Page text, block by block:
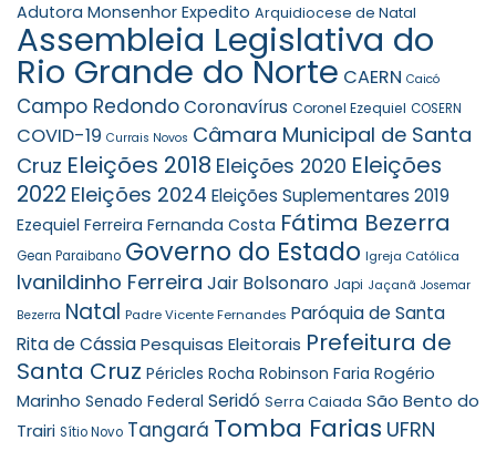
Adutora Monsenhor Expedito Arquidiocese de Natal
Assembleia Legislativa do
Rio Grande do Norte CAERN Caicó
Campo RedondoCoronavírus Coronel Ezequiel COSERN
COVID-19 Currais Novos Câmara Municipal de Santa
Cruz Eleições 2018 Eleições 2020 Eleições
2022 Eleições 2024 Eleições Suplementares 2019
Ezequiel Ferreira Fernanda Costa Fátima Bezerra
Gean Paraibano Governo do Estado Igreja Católica
Ivanildinho Ferreira Jair Bolsonaro Japi Jaçanã Josemar
Bezerra Natal Padre Vicente Fernandes Paróquia de Santa
Rita de CássiaPesquisas Eleitorais Prefeitura de
Santa Cruz Péricles Rocha Robinson Faria Rogério
Marinho Senado Federal Seridó Serra Caiada São Bento do
Trairi Sítio Novo Tangará Tomba Farias UFRN